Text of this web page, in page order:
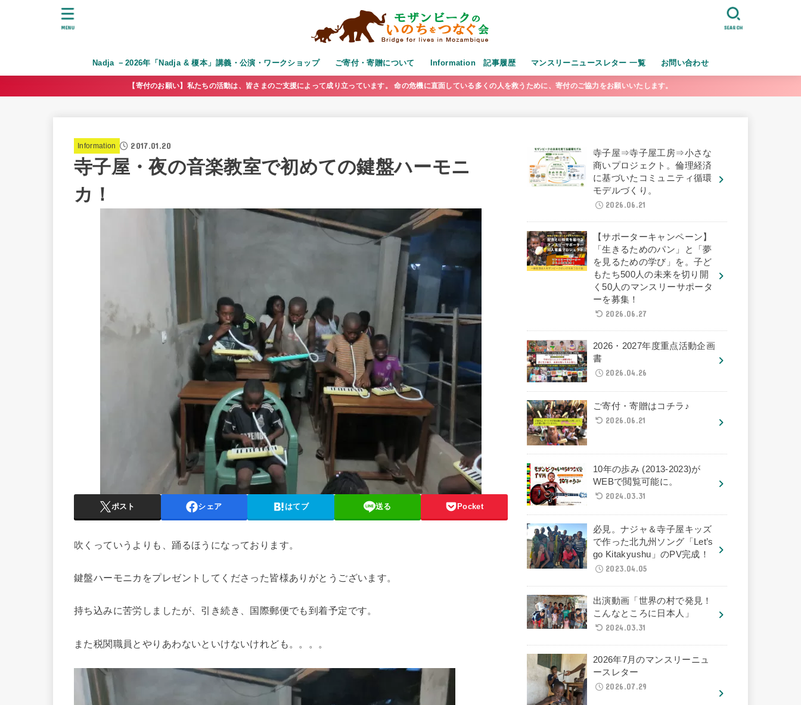
Nadja －2026年「Nadja & 榎本」講義・公演・ワークショップ ご寄付・寄贈について Information 記事履歴 マンスリーニュースレター 一覧 お問い合わせ
SEARCH
MENU
【寄付のお願い】私たちの活動は、皆さまのご支援によって成り立っています。 命の危機に直面している多くの人を救うために、寄付のご協力をお願いいたします。
Information 2017.01.20
寺子屋・夜の音楽教室で初めての鍵盤ハーモニ
カ！
ポスト シェア はてブ 送る Pocket
吹くっていうよりも、踊るほうになっております。
鍵盤ハーモニカをプレゼントしてくださった皆様ありがとうございます。
持ち込みに苦労しましたが、引き続き、国際郵便でも到着予定です。
また税関職員とやりあわないといけないけれども。。。。
寺子屋⇒寺子屋工房⇒小さな
商いプロジェクト。倫理経済
に基づいたコミュニティ循環
モデルづくり。
2026.06.21
【サポーターキャンペーン】
「生きるためのパン」と「夢
を見るための学び」を。子ど
もたち500人の未来を切り開
く50人のマンスリーサポータ
ーを募集！
2026.06.27
2026・2027年度重点活動企画
書
2026.04.26
ご寄付・寄贈はコチラ♪
2026.06.21
10年の歩み (2013-2023)が
WEBで閲覧可能に。
2024.03.31
必見。ナジャ＆寺子屋キッズ
で作った北九州ソング「Let’s
go Kitakyushu」のPV完成！
2023.04.05
出演動画「世界の村で発見！
こんなところに日本人」
2024.03.31
2026年7月のマンスリーニュ
ースレター
2026.07.29